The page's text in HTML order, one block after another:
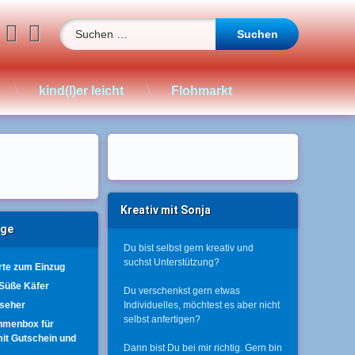
YouTube
E-mail
Suchen nach:
kind(l)er leicht Flohmarkt
zum Einzug
Käfer
für
Gutschein und
Kreativ mit Sonja
Du bist selbst gern kreativ und
suchst Unterstützung?
Du verschenkst gern etwas
Individuelles, möchtest es aber nicht
selbst anfertigen?
Dann bist Du bei mir richtig. Gern bin